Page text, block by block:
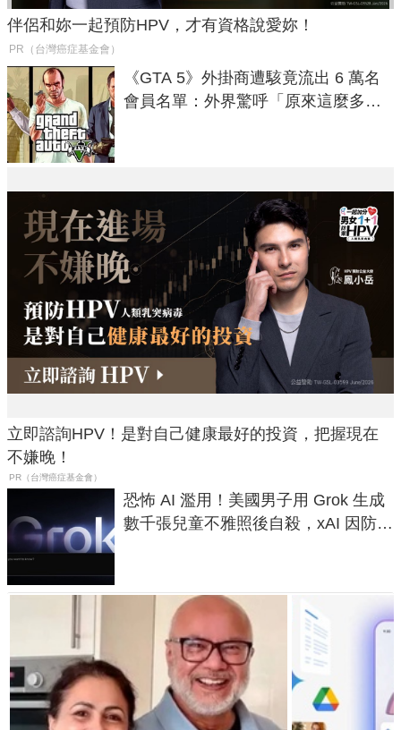
伴侶和妳一起預防HPV，才有資格說愛妳！
PR（台灣癌症基金會）
《GTA 5》外掛商遭駭竟流出 6 萬名
會員名單：外界驚呼「原來這麼多人
立即諮詢HPV！是對自己健康最好的投資，把握現在
不嫌晚！
PR（台灣癌症基金會）
恐怖 AI 濫用！美國男子用 Grok 生成
數千張兒童不雅照後自殺，xAI 因防護